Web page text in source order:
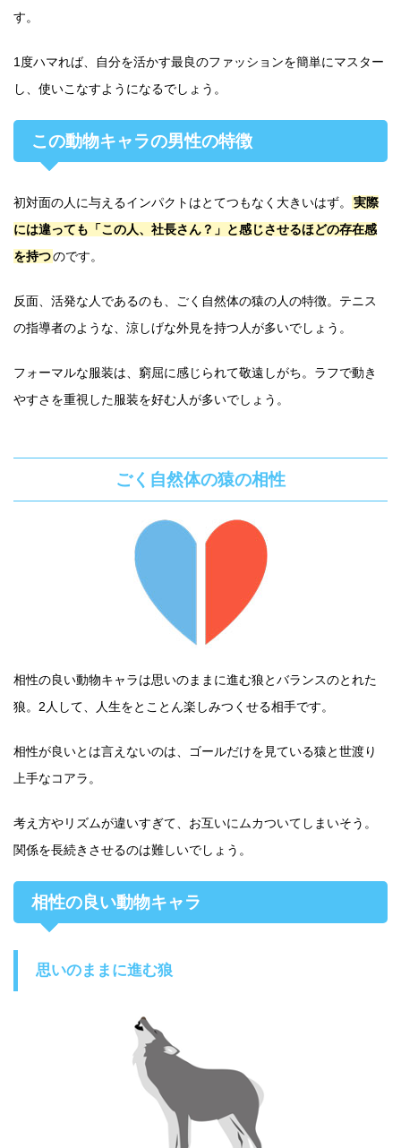
す。
1度ハマれば、自分を活かす最良のファッションを簡単にマスター
し、使いこなすようになるでしょう。
この動物キャラの男性の特徴
初対面の人に与えるインパクトはとてつもなく大きいはず。
実際
には違っても「この人、社長さん？」と感じさせるほどの存在感
を持つのです。
反面、活発な人であるのも、ごく自然体の猿の人の特徴。テニス
の指導者のような、涼しげな外見を持つ人が多いでしょう。
フォーマルな服装は、窮屈に感じられて敬遠しがち。ラフで動き
やすさを重視した服装を好む人が多いでしょう。
ごく自然体の猿の相性
相性の良い動物キャラは思いのままに進む狼とバランスのとれた
狼。2人して、人生をとことん楽しみつくせる相手です。
相性が良いとは言えないのは、ゴールだけを見ている猿と世渡り
上手なコアラ。
考え方やリズムが違いすぎて、お互いにムカついてしまいそう。
関係を長続きさせるのは難しいでしょう。
相性の良い動物キャラ
思いのままに進む狼